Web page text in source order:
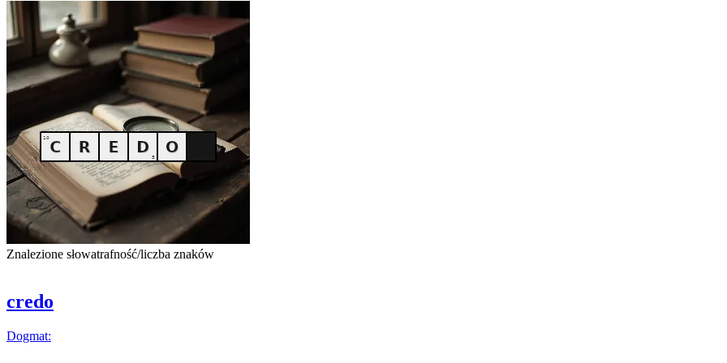
Znalezione słowatrafność/liczba znaków
credo
Dogmat: